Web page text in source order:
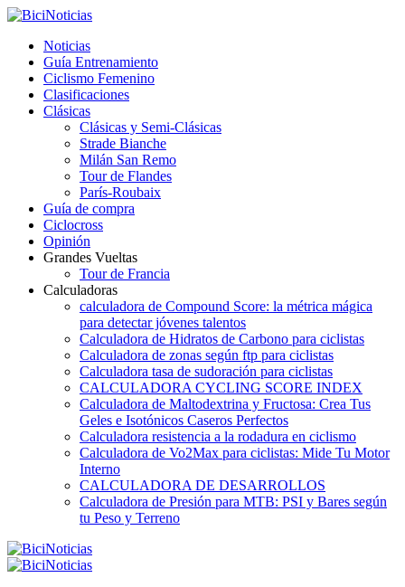
Noticias
Guía Entrenamiento
Ciclismo Femenino
Clasificaciones
Clásicas
Clásicas y Semi-Clásicas
Strade Bianche
Milán San Remo
Tour de Flandes
París-Roubaix
Guía de compra
Ciclocross
Opinión
Grandes Vueltas
Tour de Francia
Calculadoras
calculadora de Compound Score: la métrica mágica
para detectar jóvenes talentos
Calculadora de Hidratos de Carbono para ciclistas
Calculadora de zonas según ftp para ciclistas
Calculadora tasa de sudoración para ciclistas
CALCULADORA CYCLING SCORE INDEX
Calculadora de Maltodextrina y Fructosa: Crea Tus
Geles e Isotónicos Caseros Perfectos
Calculadora resistencia a la rodadura en ciclismo
Calculadora de Vo2Max para ciclistas: Mide Tu Motor
Interno
CALCULADORA DE DESARROLLOS
Calculadora de Presión para MTB: PSI y Bares según
tu Peso y Terreno